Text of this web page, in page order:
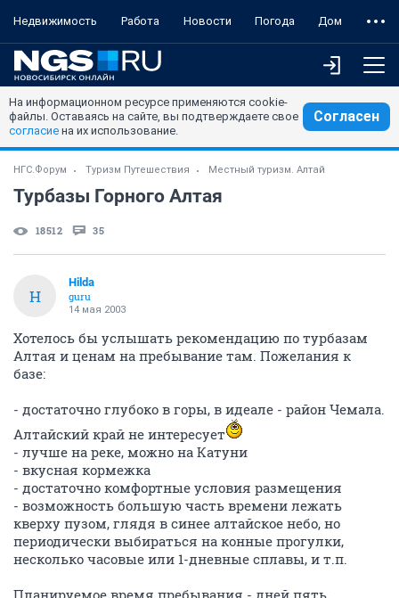
Недвижимость Работа Новости Погода Дом
На информационном ресурсе применяются cookie-
файлы. Оставаясь на сайте, вы подтверждаете свое
согласие на их использование.
Согласен
НГС.Форум Туризм Путешествия Местный туризм. Алтай
Турбазы Горного Алтая
18512 35
H
Hilda
guru
14 мая 2003
Хотелось бы услышать рекомендацию по турбазам
Алтая и ценам на пребывание там. Пожелания к
базе:
- достаточно глубоко в горы, в идеале - район Чемала.
Алтайский край не интересует
- лучше на реке, можно на Катуни
- вкусная кормежка
- достаточно комфортные условия размещения
- возможность большую часть времени лежать
кверху пузом, глядя в синее алтайское небо, но
периодически выбираться на конные прогулки,
несколько часовые или 1-дневные сплавы, и т.п.
Планируемое время пребывания - дней пять.